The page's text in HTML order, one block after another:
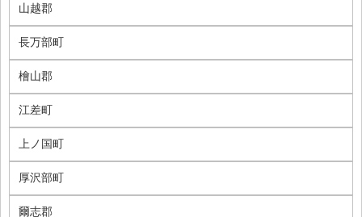
山越郡
長万部町
檜山郡
江差町
上ノ国町
厚沢部町
爾志郡